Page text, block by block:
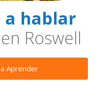
a hablar
Roswell
Aprender